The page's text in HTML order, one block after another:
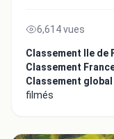
6,614 vues
Classement Ile de
Classement
Classement
filmés